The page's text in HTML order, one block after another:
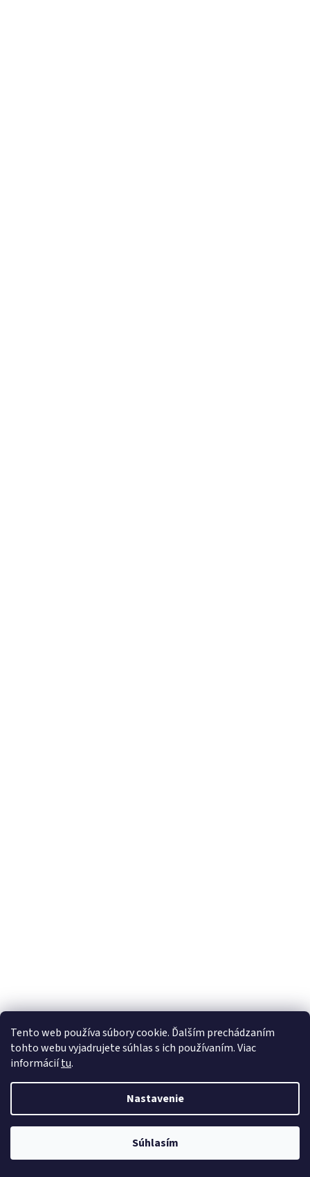
Tento web používa súbory cookie. Ďalším prechádzaním
tohto webu vyjadrujete súhlas s ich používaním. Viac
informáciítu.
Nastavenie
Súhlasím